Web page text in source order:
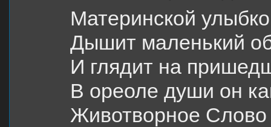
Материнской
Дышит маленький
И глядит на
В ореоле души он
Животворное Слово